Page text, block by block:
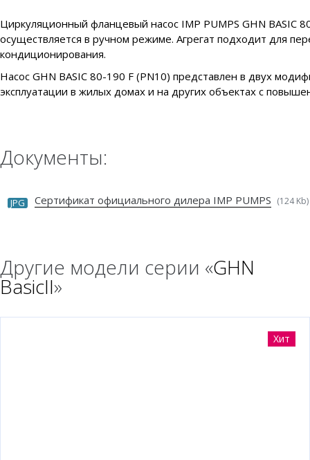
Циркуляционный фланцевый насос IMP PUMPS GHN BASIC
осуществляется в ручном режиме. Агрегат подходит для
кондиционирования.
Насос GHN BASIC 80-190 F (PN10) представлен в двух
эксплуатации в жилых домах и на других объектах с
Документы:
JPG Сертификат официального дилера IMP PUMPS (124 Kb)
Другие модели серии «GHN
BasicII»
Хит